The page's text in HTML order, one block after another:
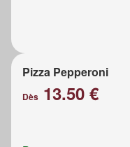
Pizza Pepperoni
Dès 13.50 €